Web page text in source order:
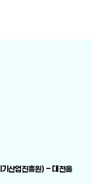
산업진흥원) – 대전을